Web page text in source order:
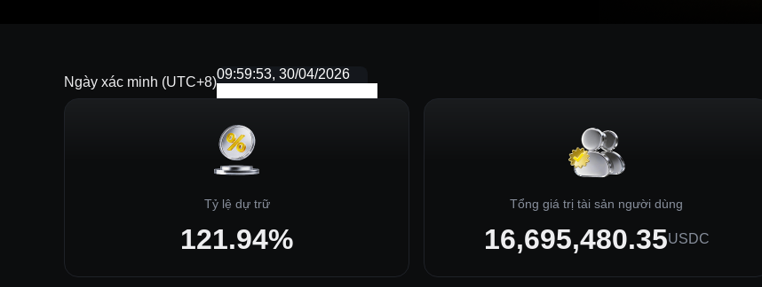
Ngày xác minh (UTC+8)
09:59:53, 30/04/2026
Tỷ lệ dự trữ
121.94%
Tổng giá trị tài sản người dùng
16,695,480.35USDC